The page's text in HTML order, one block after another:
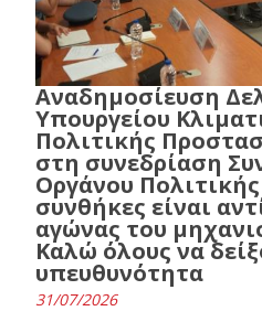
Αναδημοσίευση
Υπουργείου
Πολιτικής
στη συνεδρίαση
Οργάνου
συνθήκες είναι
αγώνας του
Καλώ όλους να
υπευθυνότητα
31/07/2026